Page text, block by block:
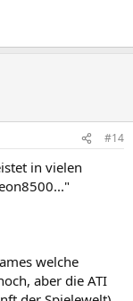
#14
in vielen
welche
aber die ATI